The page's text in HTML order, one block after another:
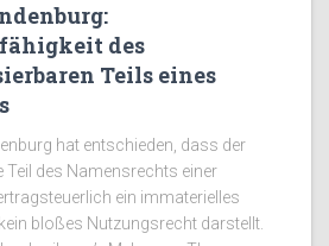
des
Teils eines
hat entschieden, dass der
des Namensrechts einer
ein immaterielles
bloßes Nutzungsrecht darstellt.